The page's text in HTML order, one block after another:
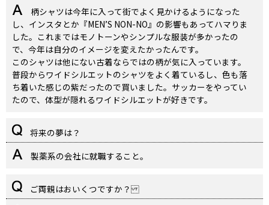
柄シャツは今年に入って街でよく見かけるようになった
し、インスタとか『MEN’S NON-NO』の影響もあってハマりま
した。これまではモノトーンやシンプルな服装が多かったの
で、今年は自分のイメージを変えたかったんです。
このシャツは他にない古着ならではの柄が気に入っています。
普段からワイドシルエットのシャツをよく着ているし、色も落
ち着いた感じの紫だったので買いました。サッカーをやってい
たので、体型が隠れるワイドシルエットが好きです。
将来の夢は？
製薬系の会社に就職すること。
ご両親はおいくつですか？